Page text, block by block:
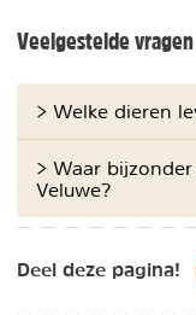
Veelgestelde vragen
> Welke dieren
> Waar
Veluwe?
Deel deze pagina!